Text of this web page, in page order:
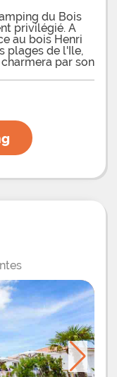
du Bois
privilégié. A
au bois Henri
plages de l'Ile,
par son